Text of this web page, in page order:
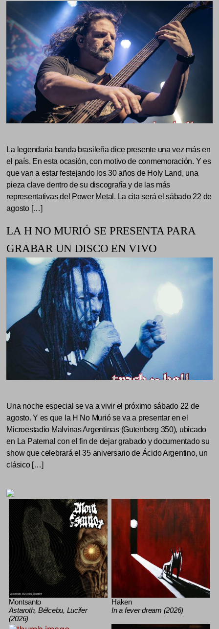
La legendaria banda brasileña dice presente una vez más en
el país. En esta ocasión, con motivo de conmemoración. Y es
que van a estar festejando los 30 años de Holy Land, una
pieza clave dentro de su discografía y de las más
representativas del Power Metal. La cita será el sábado 22 de
agosto […]
LA H NO MURIÓ SE PRESENTA PARA
GRABAR UN DISCO EN VIVO
Una noche especial se va a vivir el próximo sábado 22 de
agosto. Y es que la H No Murió se va a presentar en el
Microestadio Malvinas Argentinas (Gutenberg 350), ubicado
en La Paternal con el fin de dejar grabado y documentado su
show que celebrará el 35 aniversario de Ácido Argentino, un
clásico […]
Montsanto
Astaroth, Bélcebu, Lucifer
(2026)
Haken
In a fever dream (2026)